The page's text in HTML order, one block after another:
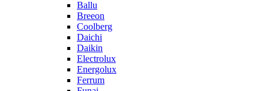
Ballu
Breeon
Coolberg
Daichi
Daikin
Electrolux
Energolux
Ferrum